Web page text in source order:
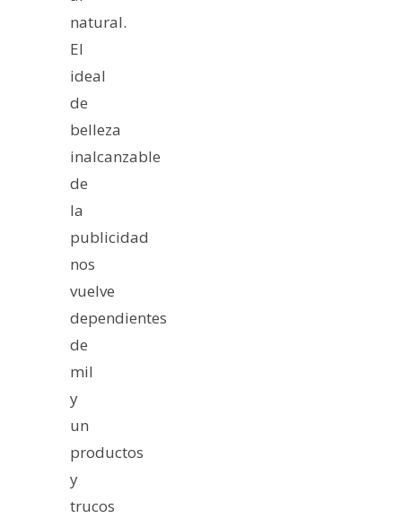
natural.
El
ideal
de
belleza
inalcanzable
de
la
publicidad
nos
vuelve
dependientes
de
mil
y
un
productos
y
trucos